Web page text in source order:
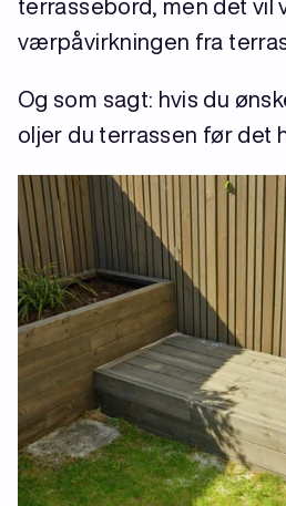
terrassebord, men det vil
værpåvirkningen fra
Og som sagt: hvis du
oljer du terrassen før det